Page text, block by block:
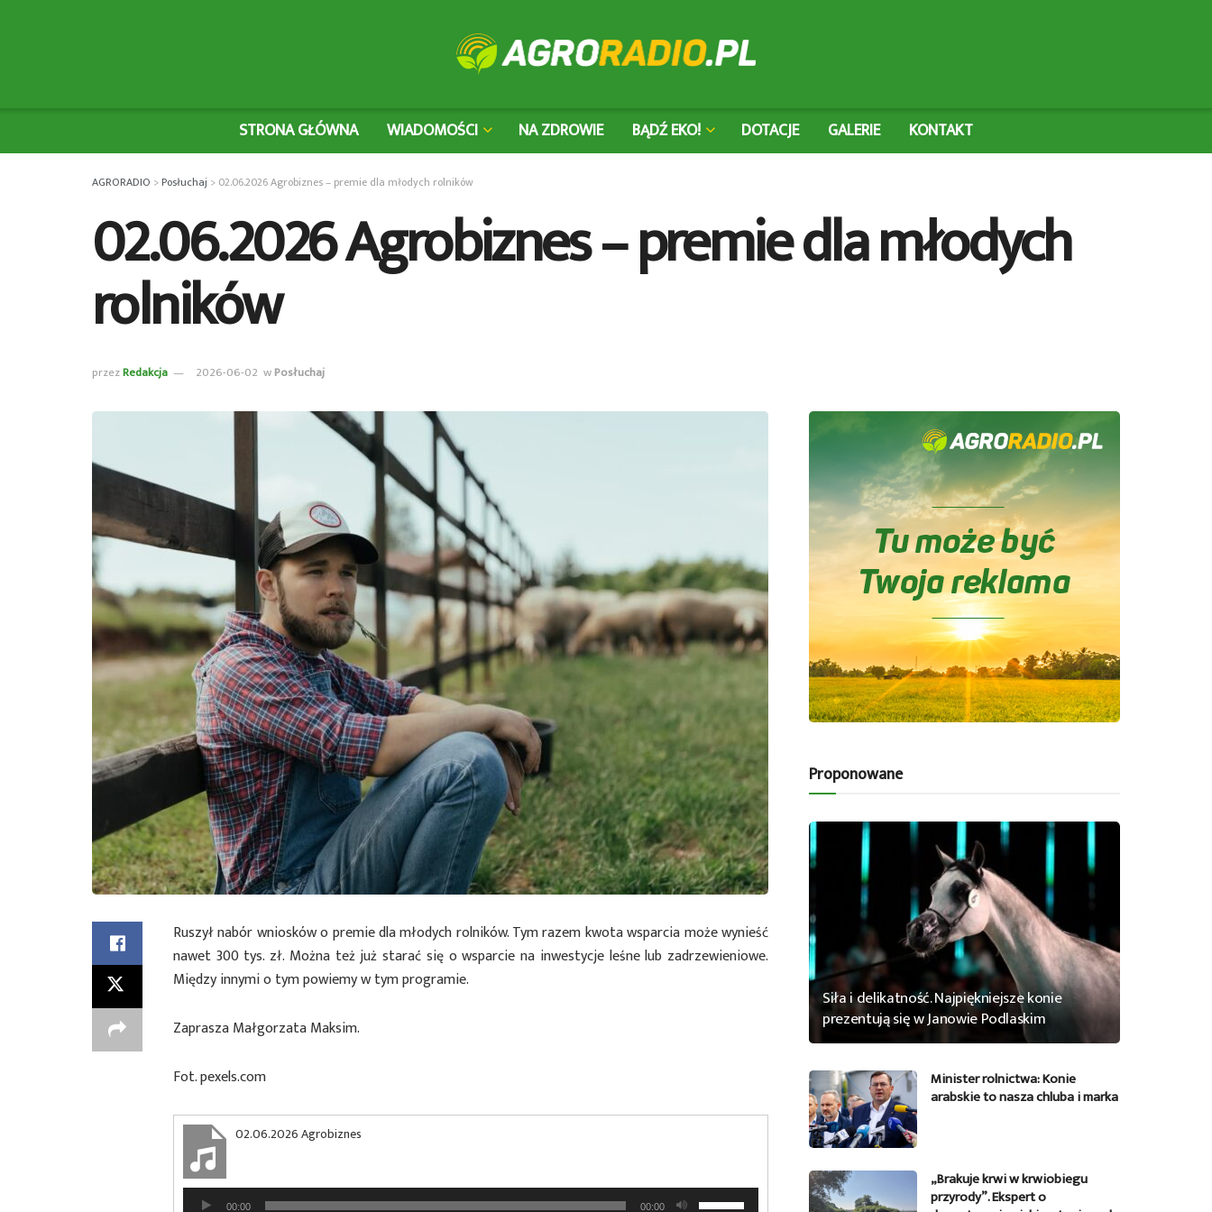
STRONA GŁÓWNA WIADOMOŚCI NA ZDROWIE BĄDŹ EKO! DOTACJE GALERIE KONTAKT
AGRORADIO >Posłuchaj > 02.06.2026 Agrobiznes – premie dla młodych rolników
02.06.2026 Agrobiznes – premie dla młodych
rolników
przezRedakcja 2026-06-02 wPosłuchaj
Ruszył nabór wniosków o premie dla młodych rolników. Tym razem kwota wsparcia może wynieść
nawet 300 tys. zł. Można też już starać się o wsparcie na inwestycje leśne lub zadrzewieniowe.
Między innymi o tym powiemy w tym programie.
Zaprasza Małgorzata Maksim.
Fot. pexels.com
02.06.2026 Agrobiznes
Odtwarzacz00:00 00:00
Proponowane
Siła i delikatność. Najpiękniejsze konie
prezentują się w Janowie Podlaskim
Minister rolnictwa: Konie
arabskie to nasza chluba i marka
„Brakuje krwi w krwiobiegu
przyrody”. Ekspert o